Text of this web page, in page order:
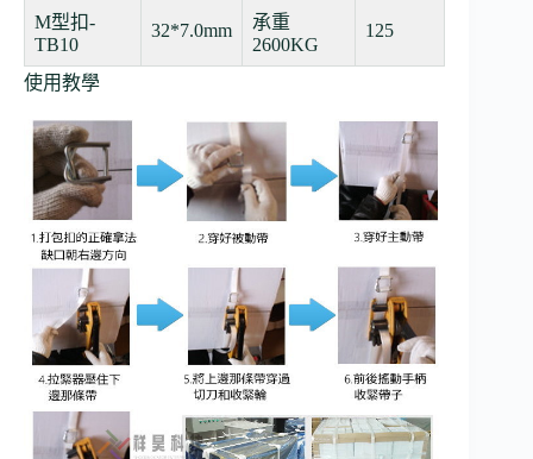
M型扣-
TB10
32*7.0mm
承重
2600KG
125
使用教學